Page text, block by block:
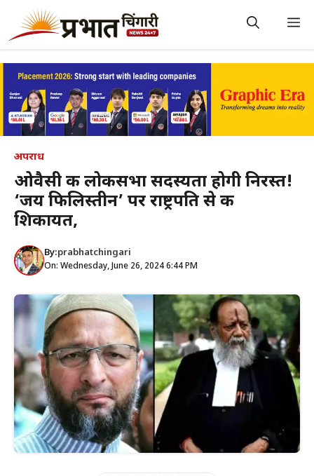
content
अपराध
ओवैसी की लोकसभा सदस्यता होगी निरस्त!
‘जय फिलिस्तीन’ पर राष्ट्रपति से की
शिकायत,
By:prabhatchingari
On: Wednesday, June 26, 2024 6:44 PM